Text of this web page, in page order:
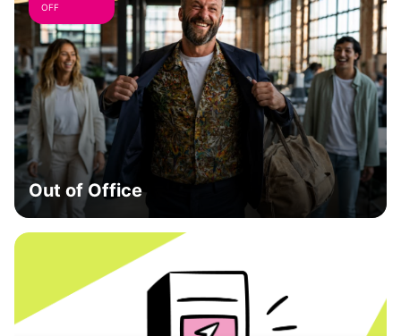
OFF
Out of Office